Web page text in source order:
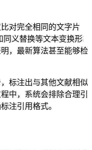
对完全相同的文字片
同义替换等文本变换形
，最新算法甚至能够检
标注出与其他文献相似
中，系统会排除合理引
注引用格式。